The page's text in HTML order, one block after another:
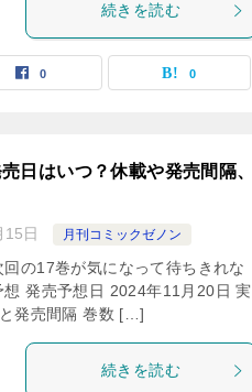
続きを読む
0 0
日はいつ？休載や発売間隔、
15日 月刊コミックゼノン
の17巻が気になって待ちきれな
発売予想日 2024年11月20日 実
発売間隔 巻数 […]
続きを読む